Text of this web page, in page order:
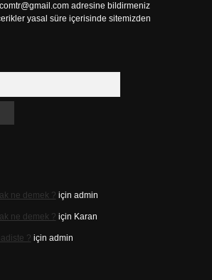
adresine bildirmeniz
yasal süre içerisinde sitemizden
ne demek ? için admin
ne demek ? için Karan
? için admin